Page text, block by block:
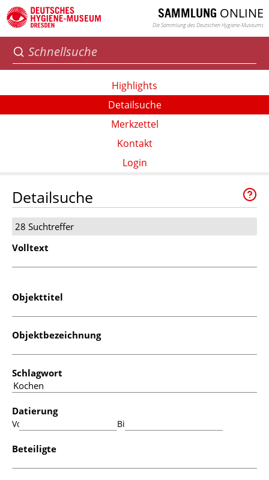
SAMMLUNG ONLINE
Die Sammlung des Deutschen Hygiene-Museums
Highlights
Detailsuche
Merkzettel
Kontakt
Login
Detailsuche
28 Suchtreffer
Volltext
Objekttitel
Objektbezeichnung
Schlagwort
Datierung
Von: Bis:
Beteiligte